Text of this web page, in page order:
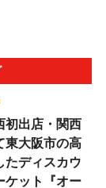
初出店・関西
東大阪市の高
たディスカウ
ケット『オー